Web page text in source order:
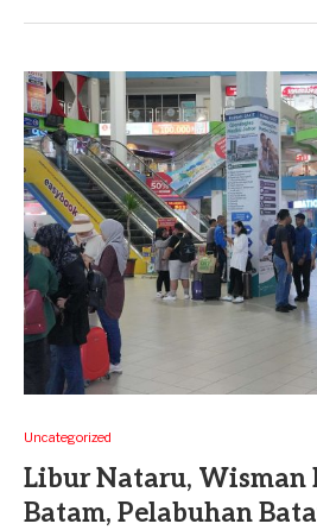
Uncategorized
Libur Nataru, Wisman
Batam, Pelabuhan